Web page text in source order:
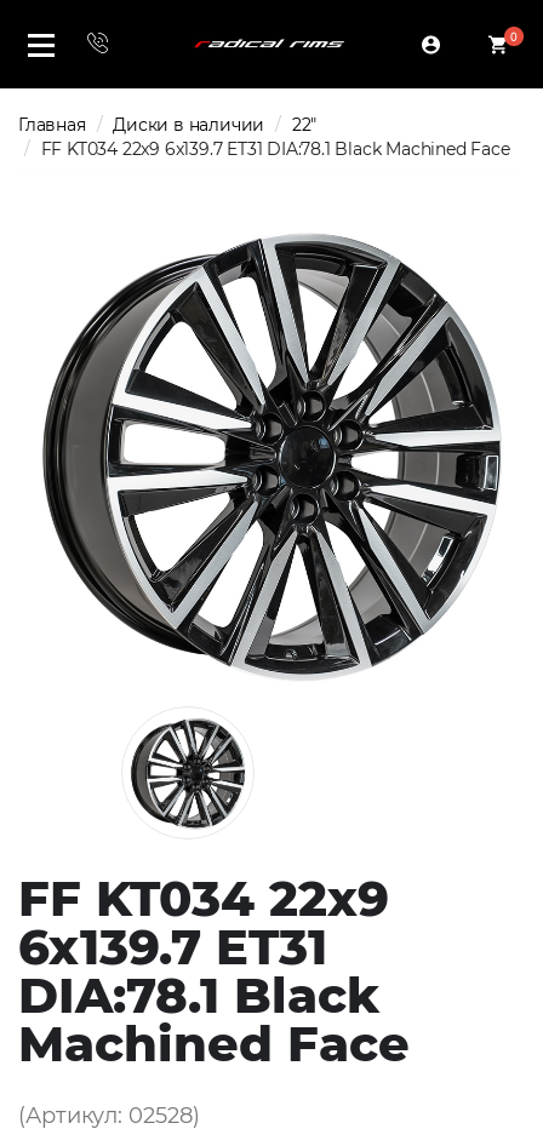
0
Главная Диски в наличии
22"
FF KT034 22x9 6x139.7 ET31 DIA:78.1 Black Machined Face
FF KT034 22x9
6x139.7 ET31
DIA:78.1 Black
Machined Face
(Артикул: 02528)